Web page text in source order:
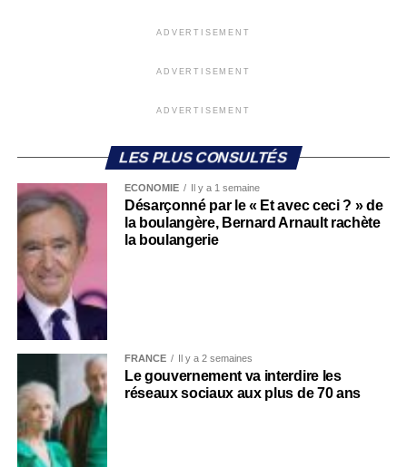
ADVERTISEMENT
ADVERTISEMENT
ADVERTISEMENT
LES PLUS CONSULTÉS
ECONOMIE Il y a 1 semaine
Désarçonné par le « Et avec ceci ? » de
la boulangère, Bernard Arnault rachète
la boulangerie
FRANCE Il y a 2 semaines
Le gouvernement va interdire les
réseaux sociaux aux plus de 70 ans